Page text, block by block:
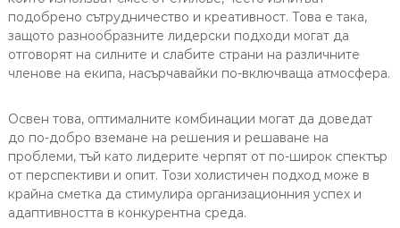
подобрено сътрудничество и креативност. Това е така,
защото разнообразните лидерски подходи могат да
отговорят на силните и слабите страни на различните
членове на екипа, насърчавайки по-включваща атмосфера.
Освен това, оптималните комбинации могат да доведат
до по-добро вземане на решения и решаване на
проблеми, тъй като лидерите черпят от по-широк спектър
от перспективи и опит. Този холистичен подход може в
крайна сметка да стимулира организационния успех и
адаптивността в конкурентна среда.